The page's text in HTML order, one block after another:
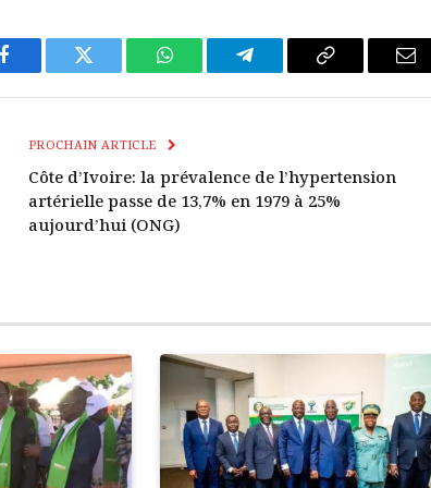
Facebook Twitter WhatsAppTélégrammeCopier
E-
PROCHAIN ARTICLE
Côte d’Ivoire: la prévalence de l’hypertension
artérielle passe de 13,7% en 1979 à 25%
aujourd’hui (ONG)